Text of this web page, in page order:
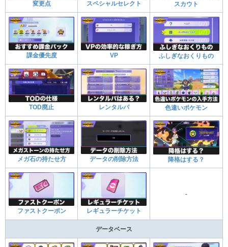
変更点 スペシャルセレクト スカウト
課金優先度 VP ふしぎなおくりもの
TOD廃止 レンタルパ 色違いポケモン
メガ石の持たせ方 データの削除方法 降格はする？
ファストクーポン レギュラーチケット
-
データベース